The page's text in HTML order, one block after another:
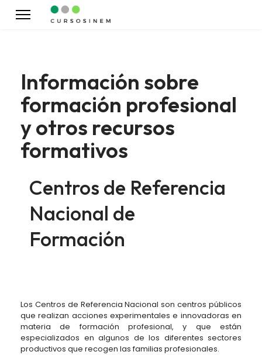
Información sobre
formación profesional
y otros recursos
formativos
Centros de Referencia
Nacional de
Formación
Los Centros de Referencia Nacional son centros públicos
que realizan acciones experimentales e innovadoras en
materia de formación profesional, y que están
especializados en algunos de los diferentes sectores
productivos que recogen las familias profesionales.